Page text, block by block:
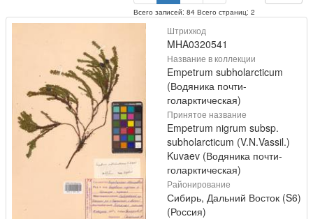
Всего записей: 84 Всего страниц: 2
Штрихкод
MHA0320541
Название в коллекции
Empetrum subholarcticum
(Водяника почти-
голарктическая)
Принятое название
Empetrum nigrum subsp.
subholarcticum (V.N.Vassil.)
Kuvaev (Водяника почти-
голарктическая)
Районирование
Сибирь, Дальний Восток (S6)
(Россия)